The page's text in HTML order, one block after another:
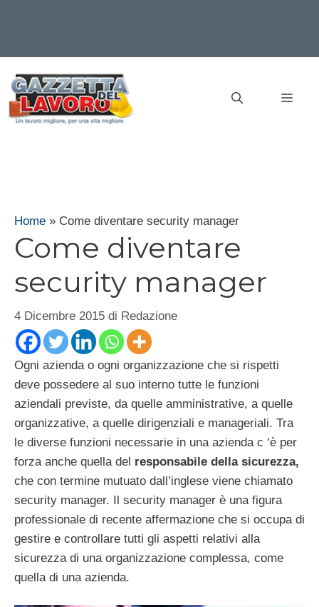
contenuto
Home » Come diventare security manager
Come diventare
security manager
4 Dicembre 2015 di Redazione
Ogni azienda o ogni organizzazione che si rispetti
deve possedere al suo interno tutte le funzioni
aziendali previste, da quelle amministrative, a quelle
organizzative, a quelle dirigenziali e manageriali. Tra
le diverse funzioni necessarie in una azienda c ‘è per
forza anche quella del responsabile della sicurezza,
che con termine mutuato dall’inglese viene chiamato
security manager. Il security manager è una figura
professionale di recente affermazione che si occupa di
gestire e controllare tutti gli aspetti relativi alla
sicurezza di una organizzazione complessa, come
quella di una azienda.